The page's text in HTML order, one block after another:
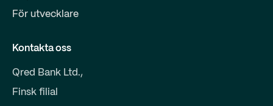
För utvecklare
Kontakta oss
Qred Bank Ltd.,
Finsk filial